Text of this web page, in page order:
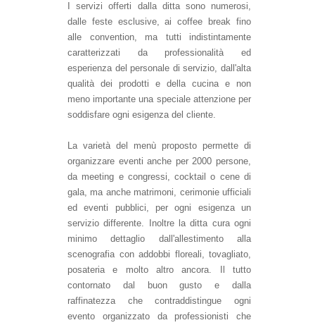
I servizi offerti dalla ditta sono numerosi,
dalle feste esclusive, ai coffee break fino
alle convention, ma tutti indistintamente
caratterizzati da professionalità ed
esperienza del personale di servizio, dall'alta
qualità dei prodotti e della cucina e non
meno importante una speciale attenzione per
soddisfare ogni esigenza del cliente.
La varietà del menù proposto permette di
organizzare eventi anche per 2000 persone,
da meeting e congressi, cocktail o cene di
gala, ma anche matrimoni, cerimonie ufficiali
ed eventi pubblici, per ogni esigenza un
servizio differente. Inoltre la ditta cura ogni
minimo dettaglio dall'allestimento alla
scenografia con addobbi floreali, tovagliato,
posateria e molto altro ancora. Il tutto
contornato dal buon gusto e dalla
raffinatezza che contraddistingue ogni
evento organizzato da professionisti che